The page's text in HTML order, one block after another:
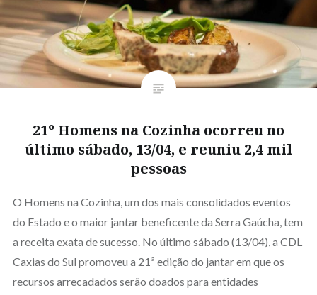
21º Homens na Cozinha ocorreu no
último sábado, 13/04, e reuniu 2,4 mil
pessoas
O Homens na Cozinha, um dos mais consolidados eventos
do Estado e o maior jantar beneficente da Serra Gaúcha, tem
a receita exata de sucesso. No último sábado (13/04), a CDL
Caxias do Sul promoveu a 21ª edição do jantar em que os
recursos arrecadados serão doados para entidades